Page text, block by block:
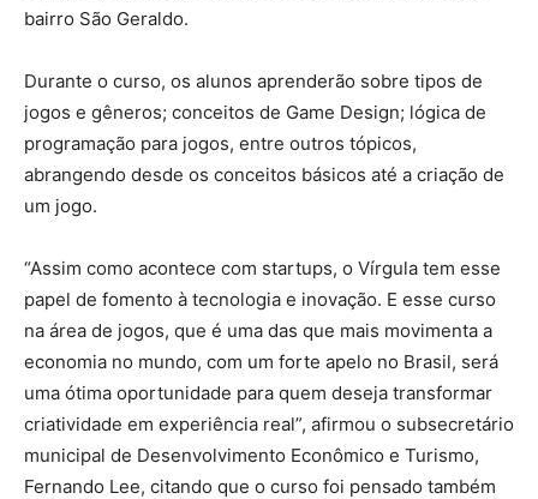
bairro São Geraldo.
Durante o curso, os alunos aprenderão sobre tipos de
jogos e gêneros; conceitos de Game Design; lógica de
programação para jogos, entre outros tópicos,
abrangendo desde os conceitos básicos até a criação de
um jogo.
“Assim como acontece com startups, o Vírgula tem esse
papel de fomento à tecnologia e inovação. E esse curso
na área de jogos, que é uma das que mais movimenta a
economia no mundo, com um forte apelo no Brasil, será
uma ótima oportunidade para quem deseja transformar
criatividade em experiência real”, afirmou o subsecretário
municipal de Desenvolvimento Econômico e Turismo,
Fernando Lee, citando que o curso foi pensado também